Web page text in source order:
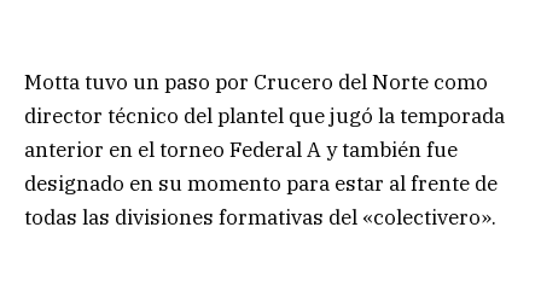
Motta tuvo un paso por Crucero del Norte como
director técnico del plantel que jugó la temporada
anterior en el torneo Federal A y también fue
designado en su momento para estar al frente de
todas las divisiones formativas del «colectivero».